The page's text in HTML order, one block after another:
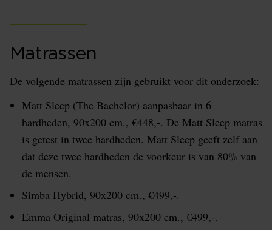
Matrassen
De volgende matrassen zijn gebruikt voor dit onderzoek:
Matt Sleep (The Bachelor) aanpasbaar in 6
hardheden, 90x200 cm., €448,-. De Matt Sleep matras
is getest in twee hardheden. Matt Sleep geeft zelf aan
dat deze twee hardheden de voorkeur is van 80% van
de mensen.
Simba Hybrid, 90x200 cm., €499,-.
Emma Original matras, 90x200 cm., €499,-.